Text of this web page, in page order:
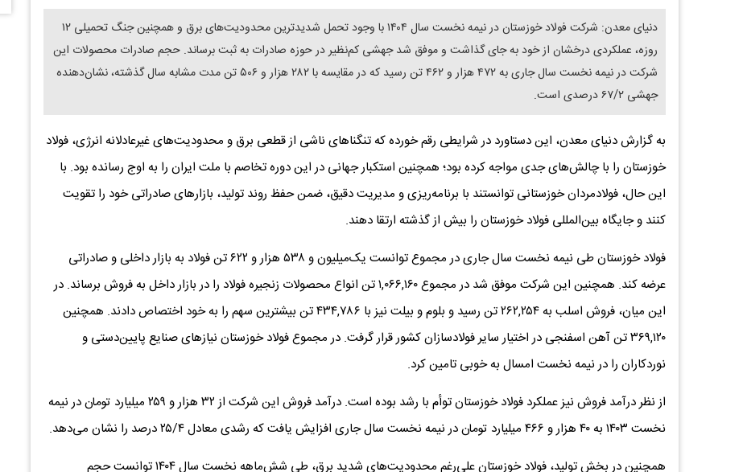
دنیای معدن: شرکت فولاد خوزستان در نیمه نخست سال ۱۴۰۴ با وجود تحمل شدیدترین محدودیت‌های برق و همچنین جنگ تحمیلی ۱۲
روزه، عملکردی درخشان از خود به جای گذاشت و موفق شد جهشی کم‌نظیر در حوزه صادرات به ثبت برساند. حجم صادرات محصولات این
شرکت در نیمه نخست سال جاری به ۴۷۲ هزار و ۴۶۲ تن رسید که در مقایسه با ۲۸۲ هزار و ۵۰۶ تن مدت مشابه سال گذشته، نشان‌دهنده
جهشی ۶۷/۲ درصدی است.
به گزارش دنیای معدن، این دستاورد در شرایطی رقم خورده که تنگناهای ناشی از قطعی برق و محدودیت‌های غیرعادلانه انرژی، فولاد
خوزستان را با چالش‌های جدی مواجه کرده بود؛ همچنین استکبار جهانی در این دوره تخاصم با ملت ایران را به اوج رسانده بود. با
این حال، فولادمردان خوزستانی توانستند با برنامه‌ریزی و مدیریت دقیق، ضمن حفظ روند تولید، بازارهای صادراتی خود را تقویت
کنند و جایگاه بین‌المللی فولاد خوزستان را بیش از گذشته ارتقا دهند.
فولاد خوزستان طی نیمه نخست سال جاری در مجموع توانست یک‌میلیون و ۵۳۸ هزار و ۶۲۲ تن فولاد به بازار داخلی و صادراتی
عرضه کند. همچنین این شرکت موفق شد در مجموع ۱,۰۶۶,۱۶۰ تن انواع محصولات زنجیره فولاد را در بازار داخل به فروش برساند. در
این میان، فروش اسلب به ۲۶۲,۲۵۴ تن رسید و بلوم و بیلت نیز با ۴۳۴,۷۸۶ تن بیشترین سهم را به خود اختصاص دادند. همچنین
۳۶۹,۱۲۰ تن آهن اسفنجی در اختیار سایر فولادسازان کشور قرار گرفت. در مجموع فولاد خوزستان نیازهای صنایع پایین‌دستی و
نوردکاران را در نیمه نخست امسال به خوبی تامین کرد.
از نظر درآمد فروش نیز عملکرد فولاد خوزستان توأم با رشد بوده است. درآمد فروش این شرکت از ۳۲ هزار و ۲۵۹ میلیارد تومان در نیمه
نخست ۱۴۰۳ به ۴۰ هزار و ۴۶۶ میلیارد تومان در نیمه نخست سال جاری افزایش یافت که رشدی معادل ۲۵/۴ درصد را نشان می‌دهد.
همچنین در بخش تولید، فولاد خوزستان علی‌رغم محدودیت‌های شدید برق، طی شش‌ماهه نخست سال ۱۴۰۴ توانست حجم